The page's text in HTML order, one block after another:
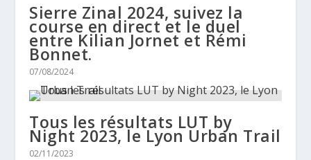
Sierre Zinal 2024, suivez la
course en direct et le duel
entre Kilian Jornet et Rémi
Bonnet.
07/08/2024
Tous les résultats LUT by
Night 2023, le Lyon Urban Trail
02/11/2023